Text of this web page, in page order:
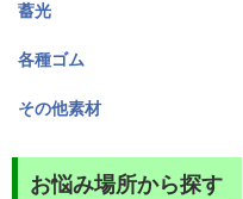
蓄光
各種ゴム
その他素材
お悩み場所から探す